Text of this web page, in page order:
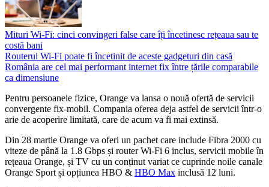
Mituri Wi-Fi: cinci convingeri false care îți încetinesc rețeaua sau te
costă bani
Routerul Wi-Fi poate fi încetinit de aceste gadgeturi din casă
România are cel mai performant internet fix între țările comparabile
ca dimensiune
Pentru persoanele fizice, Orange va lansa o nouă ofertă de servicii
convergente fix-mobil. Compania oferea deja astfel de servicii într-o
arie de acoperire limitată, care de acum va fi mai extinsă.
Din 28 martie Orange va oferi un pachet care include Fibra 2000 cu
viteze de până la 1.8 Gbps și router Wi-Fi 6 inclus, servicii mobile în
rețeaua Orange, și TV cu un conținut variat ce cuprinde noile canale
Orange Sport și opțiunea HBO & HBO Max inclusă 12 luni.